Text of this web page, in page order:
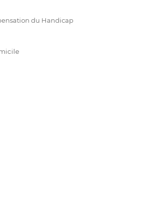
du Handicap